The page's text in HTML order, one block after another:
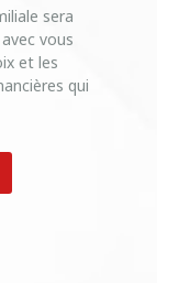
sera
vous
et les
qui